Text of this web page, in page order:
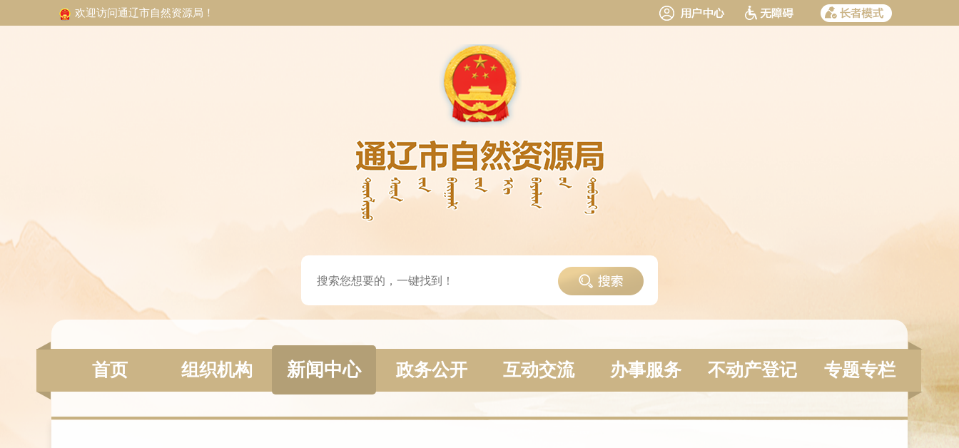
欢迎访问通辽市自然资源局！
首页 组织机构 新闻中心 政务公开 互动交流 办事服务 不动产登记 专题专栏